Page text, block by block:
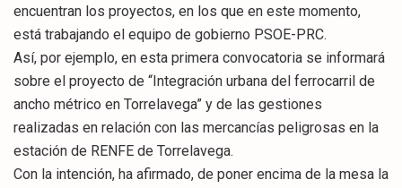
encuentran los proyectos, en los que en este momento,
está trabajando el equipo de gobierno PSOE-PRC.
Así, por ejemplo, en esta primera convocatoria se informará
sobre el proyecto de “Integración urbana del ferrocarril de
ancho métrico en Torrelavega” y de las gestiones
realizadas en relación con las mercancías peligrosas en la
estación de RENFE de Torrelavega.
Con la intención, ha afirmado, de poner encima de la mesa la